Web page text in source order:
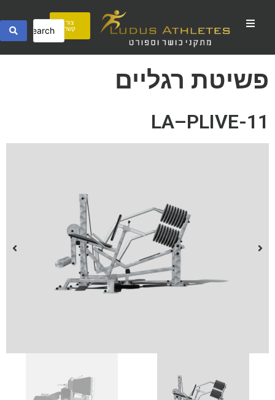
צור
קשר
פשיטת רגליים
LA–PLIVE-11